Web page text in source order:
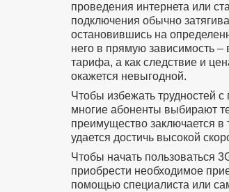
проведения интернета или
подключения обычно
остановившись на
него в прямую зависимость
тарифа, а как следствие и
окажется невыгодной.
Чтобы избежать трудностей
многие абоненты выбирают
преимущество заключается в
удается достичь высокой
Чтобы начать пользоваться
приобрести необходимое
помощью специалиста или